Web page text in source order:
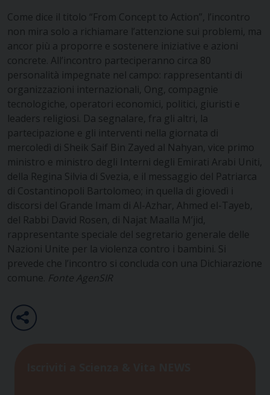
Come dice il titolo “From Concept to Action”, l’incontro
non mira solo a richiamare l’attenzione sui problemi, ma
ancor più a proporre e sostenere iniziative e azioni
concrete. All’incontro parteciperanno circa 80
personalità impegnate nel campo: rappresentanti di
organizzazioni internazionali, Ong, compagnie
tecnologiche, operatori economici, politici, giuristi e
leaders religiosi. Da segnalare, fra gli altri, la
partecipazione e gli interventi nella giornata di
mercoledì di Sheik Saif Bin Zayed al Nahyan, vice primo
ministro e ministro degli Interni degli Emirati Arabi Uniti,
della Regina Silvia di Svezia, e il messaggio del Patriarca
di Costantinopoli Bartolomeo; in quella di giovedì i
discorsi del Grande Imam di Al-Azhar, Ahmed el-Tayeb,
del Rabbi David Rosen, di Najat Maalla M’jid,
rappresentante speciale del segretario generale delle
Nazioni Unite per la violenza contro i bambini. Si
prevede che l’incontro si concluda con una Dichiarazione
comune. Fonte AgenSIR